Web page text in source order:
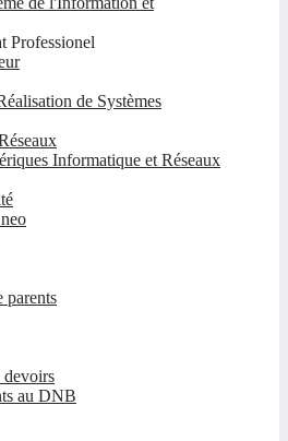
Professionel
de Systèmes
Informatique et Réseaux
parents
devoirs
au DNB